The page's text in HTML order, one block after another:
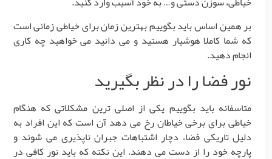
بر همین اساس باید بگوییم بهترین زمان برای خیاطی زمانی است
که شما کاملا هوشیار هستید و می دانید می خواهید چه کاری
انجام دهید.
نور فضا را در نظر بگیرید
متاسفانه باید بگوییم یکی از اصلی ترین مشکلاتی که هنگام
خیاطی برای برخی خیاطان رخ می دهد آن است که این افراد به
دلیل تاریکی فضا، دچار اشتباهات جبران ناپذیری می شوند و
پارچه خود را از دست می دهند. این نکته که باید نور کافی در